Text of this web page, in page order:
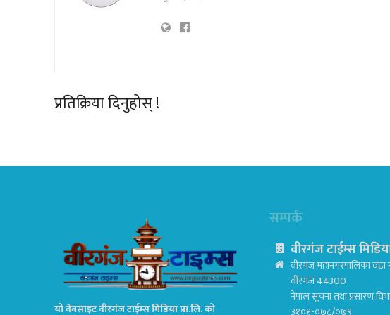
प्रतिक्रिया दिनुहोस् !
यो वेबसाइट वीरगंज टाईम्स मिडिया प्रा.लि. को
सम्पर्क
वीरगंज टाईम्स
वीरगंज महानगरपालिका वडा
वीरगंज 44300
नेपाल सूचना तथा प्रसारण